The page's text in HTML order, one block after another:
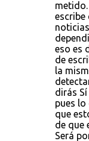
escribe
eso es
de
la
dirás
pues lo
que
de que
Será